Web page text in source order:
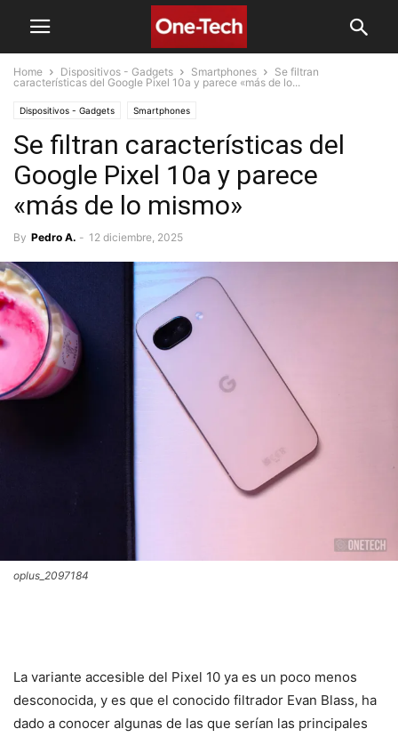
Home Dispositivos - Gadgets Smartphones
Se filtran
características del Google Pixel 10a y parece «más de lo...
Dispositivos - Gadgets Smartphones
Se filtran características del
Google Pixel 10a y parece
«más de lo mismo»
By Pedro A. - 12 diciembre, 2025
oplus_2097184
La variante accesible del Pixel 10 ya es un poco menos
desconocida, y es que el conocido filtrador Evan Blass, ha
dado a conocer algunas de las que serían las principales